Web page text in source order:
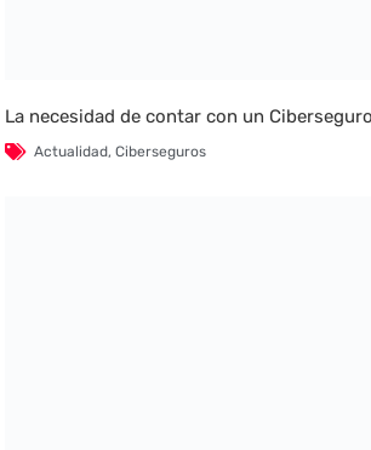
La necesidad de contar con un Ciberseguro
Actualidad,Ciberseguros